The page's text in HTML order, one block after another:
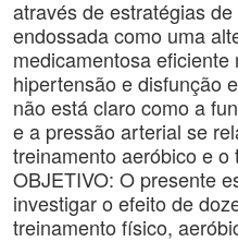
através de estratégias
endossada como uma
medicamentosa
hipertensão e disfunção
não está claro como a
e a pressão arterial se
treinamento aeróbico e
OBJETIVO: O presente
investigar o efeito de
treinamento físico,